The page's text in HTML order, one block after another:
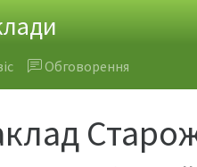
Обговорення